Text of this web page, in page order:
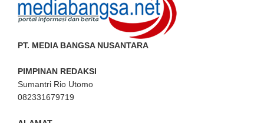
PT. MEDIA BANGSA NUSANTARA
PIMPINAN REDAKSI
Sumantri Rio Utomo
082331679719